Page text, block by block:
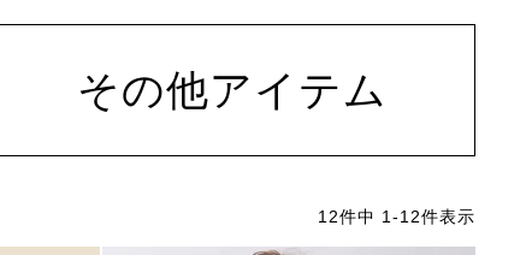
その他アイテム
12件中 1 -12件表示